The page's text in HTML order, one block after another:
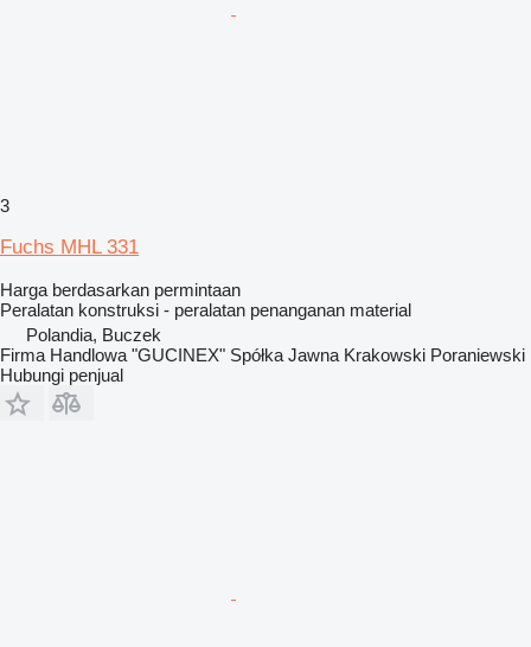
3
Fuchs MHL 331
Harga berdasarkan permintaan
Peralatan konstruksi - peralatan penanganan material
Polandia, Buczek
Firma Handlowa "GUCINEX" Spółka Jawna Krakowski Poraniewski
Hubungi penjual